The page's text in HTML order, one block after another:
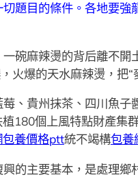
題目的條件。各地要
碗麻辣燙的背后離不
火爆的天水麻辣燙，把“
、貴州抹茶、四川魚
180個上風特點財產集
包養價格ptt統不竭構包養
的主要基本，是處理